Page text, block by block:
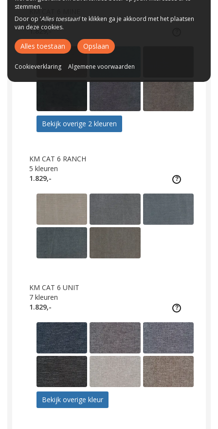
KM CAT 6 MINE
8 kleuren
1.829,-
Bekijk overige 2 kleuren
KM CAT 6 RANCH
5 kleuren
1.829,-
KM CAT 6 UNIT
7 kleuren
1.829,-
Bekijk overige kleur
stemmen.
Door op ‘Alles toestaan’ te klikken ga je akkoord met het plaatsen
van deze cookies.
Alles toestaan Opslaan
Cookieverklaring Algemene voorwaarden